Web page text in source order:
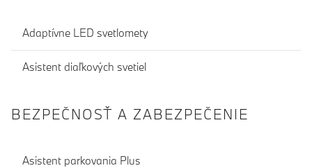
Adaptívne LED svetlomety
Asistent diaľkových svetiel
BEZPEČNOSŤ A ZABEZPEČENIE
Asistent parkovania Plus